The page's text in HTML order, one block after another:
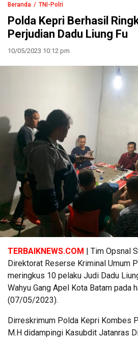
Beranda TNI-Polri
Polda Kepri Berhasil
Perjudian Dadu Liung Fu
10/05/2023 10:12 pm
TERBAIKNEWS.COM | Tim Opsnal
Direktorat Reserse Kriminal Umum
meringkus 10 pelaku Judi Dadu
Wahyu Gang Apel Kota Batam pada
(07/05/2023).
Dirreskrimum Polda Kepri Kombes
M.H didampingi Kasubdit Jatanras